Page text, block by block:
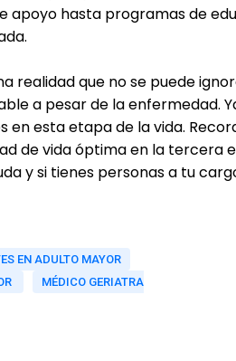
hasta programas de
realidad que no se puede
a pesar de la enfermedad.
esta etapa de la vida.
de vida óptima en la tercera
y si tienes personas a tu
EN ADULTO MAYOR
MÉDICO GERIATRA